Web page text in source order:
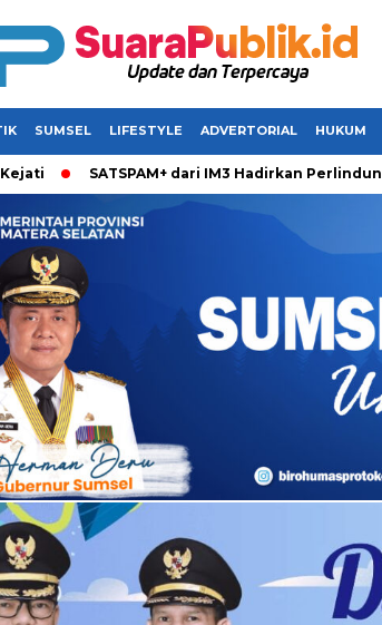
SUMSEL LIFESTYLE ADVERTORIAL HUKUM
dari IM3 Hadirkan Perlindungan